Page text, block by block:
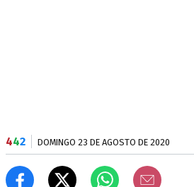
442 DOMINGO 23 DE AGOSTO DE 2020